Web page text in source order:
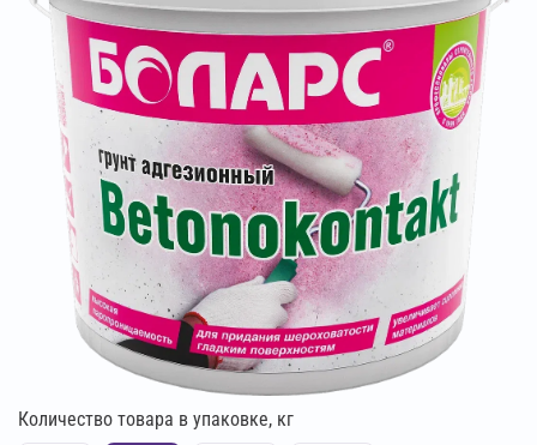
Количество товара в упаковке, кг